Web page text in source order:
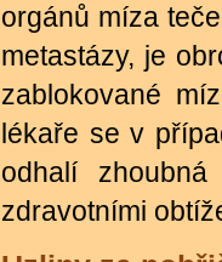
orgánů míza
metastázy, je
zablokované
lékaře se v
odhalí
zdravotními